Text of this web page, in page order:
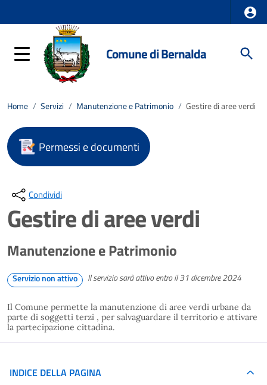
Comune di Bernalda
Home / Servizi / Manutenzione e Patrimonio / Gestire di aree verdi
Permessi e documenti
Condividi
Gestire di aree verdi
Manutenzione e Patrimonio
Servizio non attivo Il servizio sarà attivo entro il 31 dicembre 2024
Il Comune permette la manutenzione di aree verdi urbane da
parte di soggetti terzi , per salvaguardare il territorio e attivare
la partecipazione cittadina.
INDICE DELLA PAGINA